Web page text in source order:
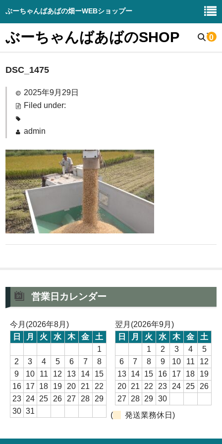
ぶーちゃんばあばの畑ーWEBショップー
ぶーちゃんばあばのSHOP 0
野菜販売
生産野菜の紹介
畑と周辺の様子
DIY – 販売
ぶーちゃんばあばの畑（HP）
DSC_1475
2025年9月29日
Filed under:
admin
営業日カレンダー
今月(2026年8月)
日
月 火 水 木 金
土
1
2
3 4 5 6 7
8
9
10 11 12 13 14
15
16 17 18 19 20 21
22
23 24 25 26 27 28
29
30 31
翌月(2026年9月)
日
月 火 水 木 金
土
1
2 3 4
5
6
7 8 9 10 11
12
13 14 15 16 17 18
19
20 21 22 23 24 25
26
27
28 29
30
(
発送業務休日)